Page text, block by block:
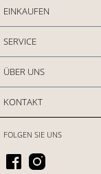
EINKAUFEN
SERVICE
ÜBER UNS
KONTAKT
FOLGEN SIE UNS